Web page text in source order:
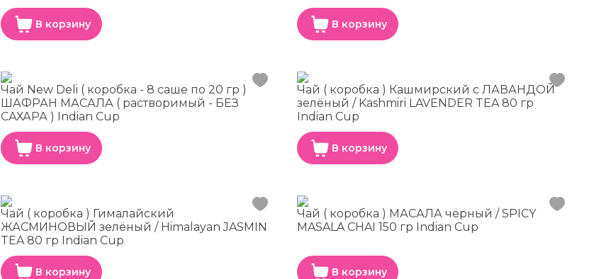
В корзину В корзину
Чай New Deli ( коробка - 8 саше по 20 гр )
ШАФРАН МАСАЛА ( растворимый - БЕЗ
САХАРА ) Indian Cup
В корзину
Чай ( коробка ) Кашмирский с ЛАВАНДОЙ
зелёный / Kashmiri LAVENDER TEA 80 гр
Indian Cup
В корзину
Чай ( коробка ) Гималайский
ЖАСМИНОВЫЙ зелёный / Himalayan JASMIN
TEA 80 гр Indian Cup
В корзину
Чай ( коробка ) МАСАЛА чёрный / SPICY
MASALA CHAI 150 гр Indian Cup
В корзину